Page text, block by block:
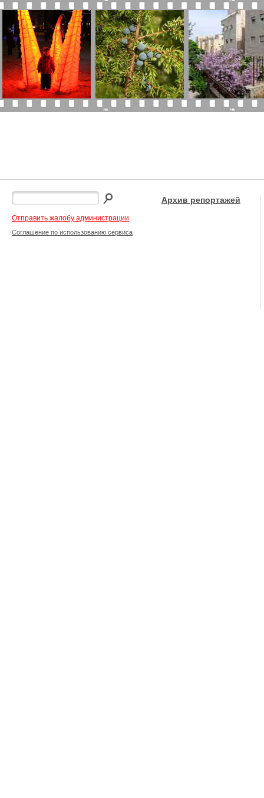
Отправить жалобу администрации
Соглашение по использованию сервиса
Архив репортажей